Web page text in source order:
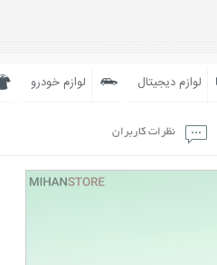
لوازم دیجیتال لوازم خودرو
نظرات کاربران